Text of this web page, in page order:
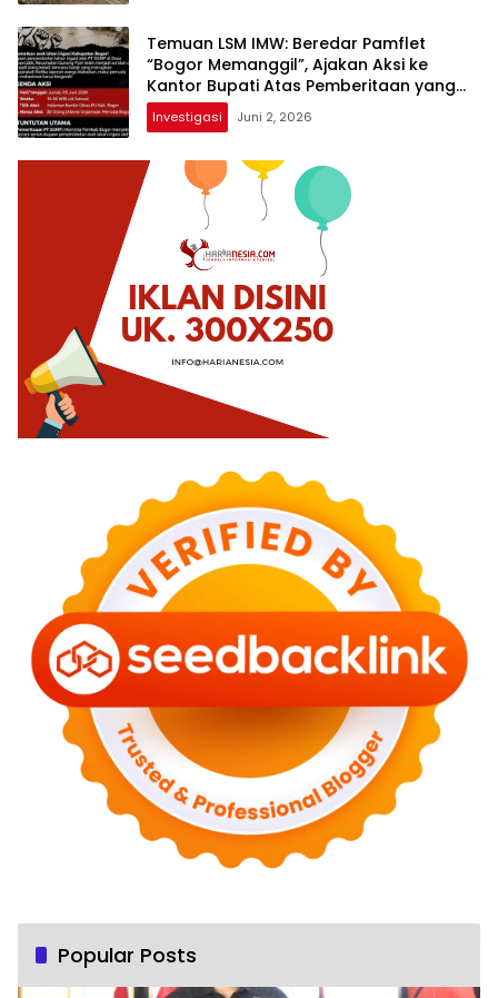
Temuan LSM IMW: Beredar Pamflet
“Bogor Memanggil”, Ajakan Aksi ke
Kantor Bupati Atas Pemberitaan yang
Diabaikan
Investigasi Juni 2, 2026
Popular Posts